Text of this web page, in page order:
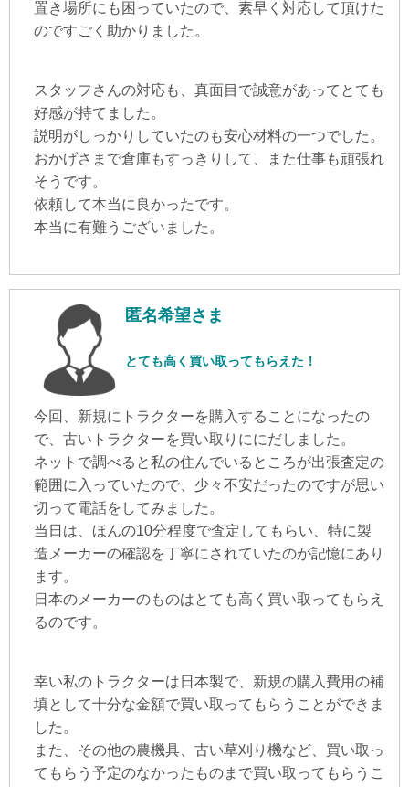
置き場所にも困っていたので、素早く対応して頂けた
のですごく助かりました。
スタッフさんの対応も、真面目で誠意があってとても
好感が持てました。
説明がしっかりしていたのも安心材料の一つでした。
おかげさまで倉庫もすっきりして、また仕事も頑張れ
そうです。
依頼して本当に良かったです。
本当に有難うございました。
匿名希望さま
とても高く買い取ってもらえた！
今回、新規にトラクターを購入することになったの
で、古いトラクターを買い取りににだしました。
ネットで調べると私の住んでいるところが出張査定の
範囲に入っていたので、少々不安だったのですが思い
切って電話をしてみました。
当日は、ほんの10分程度で査定してもらい、特に製
造メーカーの確認を丁寧にされていたのが記憶にあり
ます。
日本のメーカーのものはとても高く買い取ってもらえ
るのです。
幸い私のトラクターは日本製で、新規の購入費用の補
填として十分な金額で買い取ってもらうことができま
した。
また、その他の農機具、古い草刈り機など、買い取っ
てもらう予定のなかったものまで買い取ってもらうこ